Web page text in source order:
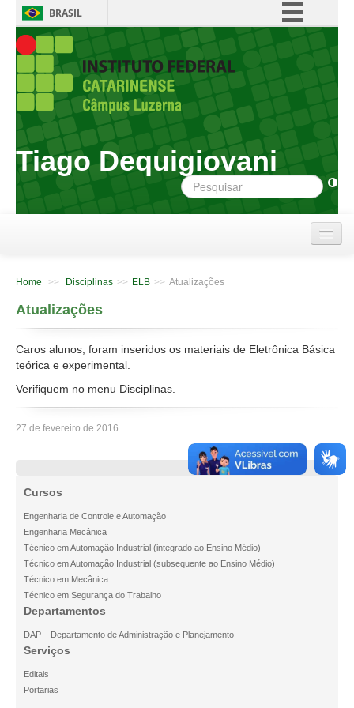
BRASIL
Simplifique!
Comunica BR
Acesso à informação
Legislação
Canais
Tiago Dequigiovani
Home >> Disciplinas >> ELB >> Atualizações
Atualizações
Caros alunos, foram inseridos os materiais de Eletrônica Básica
teórica e experimental.
Verifiquem no menu Disciplinas.
27 de fevereiro de 2016
Cursos
Engenharia de Controle e Automação
Engenharia Mecânica
Técnico em Automação Industrial (integrado ao Ensino Médio)
Técnico em Automação Industrial (subsequente ao Ensino Médio)
Técnico em Mecânica
Técnico em Segurança do Trabalho
Departamentos
DAP – Departamento de Administração e Planejamento
Serviços
Editais
Portarias